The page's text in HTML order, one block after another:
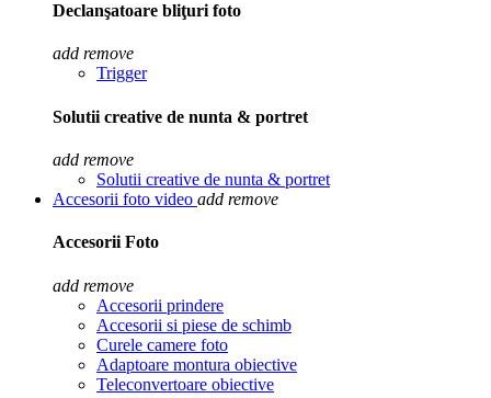
Declanşatoare bliţuri foto
add remove
Trigger
Solutii creative de nunta & portret
add remove
Solutii creative de nunta & portret
Accesorii foto video add remove
Accesorii Foto
add remove
Accesorii prindere
Accesorii si piese de schimb
Curele camere foto
Adaptoare montura obiective
Teleconvertoare obiective